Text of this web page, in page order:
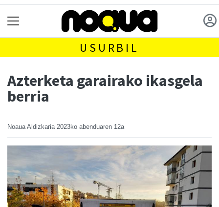
USURBIL
Azterketa garairako ikasgela
berria
Noaua Aldizkaria 2023ko abenduaren 12a